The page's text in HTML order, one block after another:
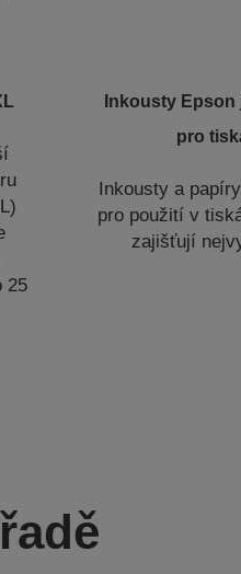
25
Inkousty
pro
Inkousty a
pro použití v
zajišťují